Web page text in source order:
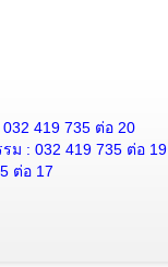
419 735 ต่อ 20
ม : 032 419 735 ต่อ 19
ต่อ 17